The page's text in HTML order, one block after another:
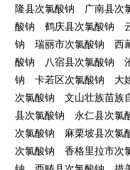
隆县次氯酸钠
广南县次
酸钠
鹤庆县次氯酸钠
钠
瑞丽市次氯酸钠 西
酸钠
八宿县次氯酸钠
钠
卡若区次氯酸钠 大
次氯酸钠
文山壮族苗族
县次氯酸钠
永仁县次氯
次氯酸钠
麻栗坡县次氯
次氯酸钠
香格里拉市次